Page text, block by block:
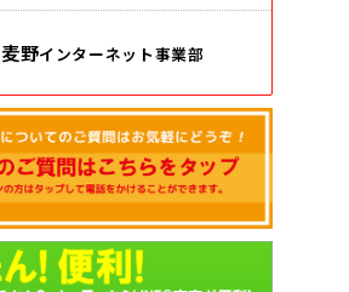
麦野インターネット事業部